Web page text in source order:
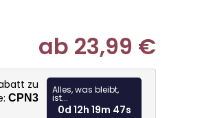
ab 23,99 €
zu
CPN3
Alles, was bleibt,
ist...
0d 12h 19m 45s